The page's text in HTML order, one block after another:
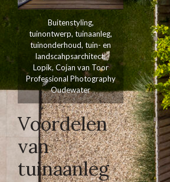
Buitenstyling,
tuinontwerp, tuinaanleg,
tuinonderhoud, tuin- en
landscahpsarchitect,
Lopik, Cojan van Toor
Professional Photography
Oudewater
Voordelen
van
tuinaanleg